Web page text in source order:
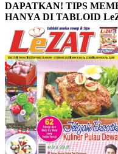
DAPATKAN! TIPS
HANYA DI TABLOID